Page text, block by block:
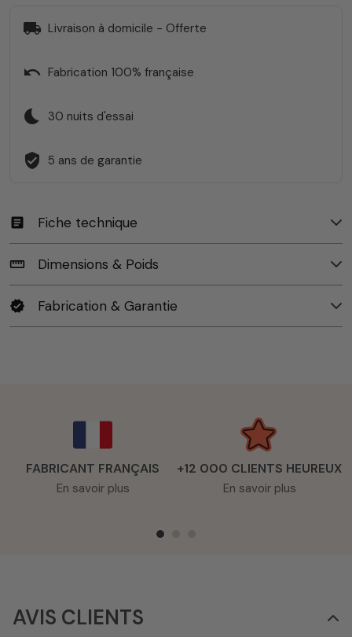
local_shipping Livraison à domicile - Offerte
undo Fabrication 100% française
bedtime 30 nuits d'essai
verified_user 5 ans de garantie
article Fiche technique
straighten Dimensions & Poids
verified Fabrication & Garantie
FABRICANT FRANÇAIS
En savoir plus
+12 000 CLIENTS HEUREUX
En savoir plus
AVIS CLIENTS